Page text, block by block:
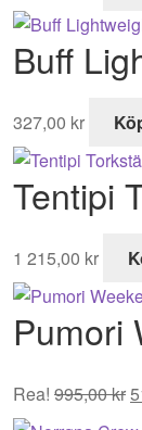
Buff
327,00 kr
Tentipi
1 215,00 kr
Pumori
Rea! 995,00kr